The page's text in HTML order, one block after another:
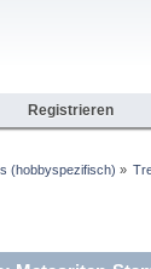
Registrieren
(hobbyspezifisch) »